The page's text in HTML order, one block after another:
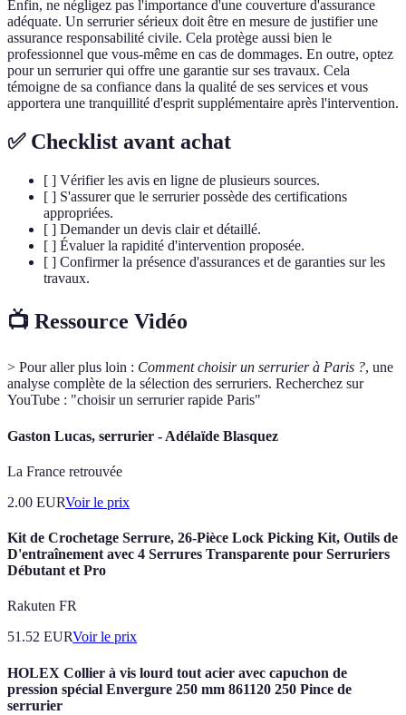
Enfin, ne négligez pas l'importance d'une couverture d'assurance
adéquate. Un serrurier sérieux doit être en mesure de justifier une
assurance responsabilité civile. Cela protège aussi bien le
professionnel que vous-même en cas de dommages. En outre, optez
pour un serrurier qui offre une garantie sur ses travaux. Cela
témoigne de sa confiance dans la qualité de ses services et vous
apportera une tranquillité d'esprit supplémentaire après l'intervention.
✅ Checklist avant achat
[ ] Vérifier les avis en ligne de plusieurs sources.
[ ] S'assurer que le serrurier possède des certifications
appropriées.
[ ] Demander un devis clair et détaillé.
[ ] Évaluer la rapidité d'intervention proposée.
[ ] Confirmer la présence d'assurances et de garanties sur les
travaux.
📺 Ressource Vidéo
> Pour aller plus loin : Comment choisir un serrurier à Paris ?, une
analyse complète de la sélection des serruriers. Recherchez sur
YouTube : "choisir un serrurier rapide Paris"
Gaston Lucas, serrurier - Adélaïde Blasquez
La France retrouvée
2.00 EURVoir le prix
Kit de Crochetage Serrure, 26-Pièce Lock Picking Kit, Outils de
D'entraînement avec 4 Serrures Transparente pour Serruriers
Débutant et Pro
Rakuten FR
51.52 EURVoir le prix
HOLEX Collier à vis lourd tout acier avec capuchon de
pression spécial Envergure 250 mm 861120 250 Pince de
serrurier